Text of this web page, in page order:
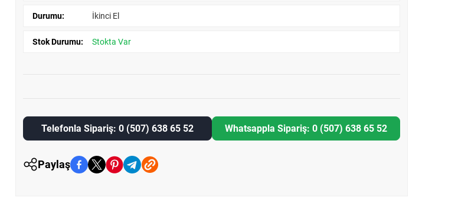
Durumu: İkinci El
Stok Durumu: Stokta Var
Telefonla Sipariş: 0 (507) 638 65 52 Whatsappla Sipariş: 0 (507) 638 65 52
Paylaş